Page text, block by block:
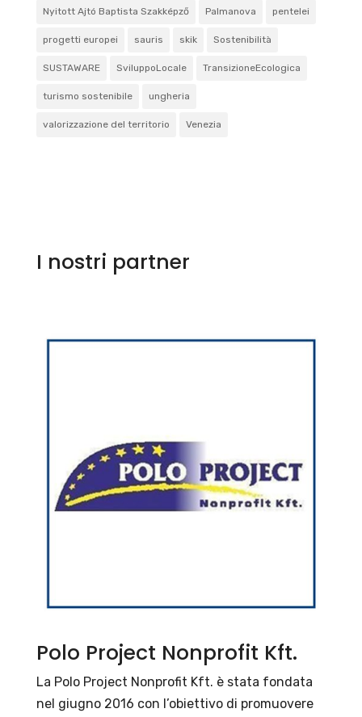
Nyitott Ajtó Baptista Szakképző Palmanova pentelei
progetti europei sauris skik Sostenibilità
SUSTAWARE SviluppoLocale TransizioneEcologica
turismo sostenibile ungheria
valorizzazione del territorio Venezia
I nostri partner
Polo Project Nonprofit Kft.
La Polo Project Nonprofit Kft. è stata fondata
nel giugno 2016 con l’obiettivo di promuovere